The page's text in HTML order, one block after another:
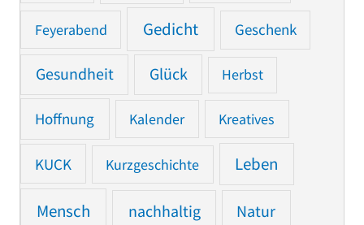
Feyerabend Gedicht Geschenk
Gesundheit Glück Herbst
Hoffnung Kalender Kreatives
KUCK Kurzgeschichte Leben
Mensch nachhaltig Natur